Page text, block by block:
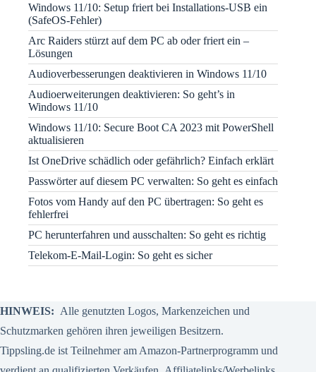
Windows 11/10: Setup friert bei Installations-USB ein
(SafeOS-Fehler)
Arc Raiders stürzt auf dem PC ab oder friert ein –
Lösungen
Audioverbesserungen deaktivieren in Windows 11/10
Audioerweiterungen deaktivieren: So geht’s in
Windows 11/10
Windows 11/10: Secure Boot CA 2023 mit PowerShell
aktualisieren
Ist OneDrive schädlich oder gefährlich? Einfach erklärt
Passwörter auf diesem PC verwalten: So geht es einfach
Fotos vom Handy auf den PC übertragen: So geht es
fehlerfrei
PC herunterfahren und ausschalten: So geht es richtig
Telekom-E-Mail-Login: So geht es sicher
HINWEIS: Alle genutzten Logos, Markenzeichen und
Schutzmarken gehören ihren jeweiligen Besitzern.
Tippsling.de ist Teilnehmer am Amazon-Partnerprogramm und